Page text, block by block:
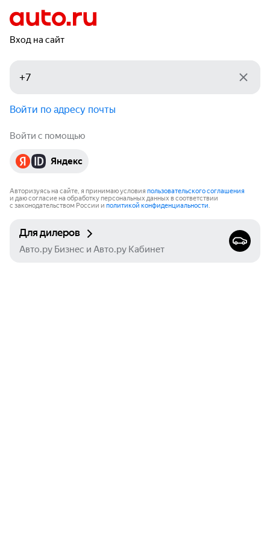
Вход на сайт
Войти по адресу почты
Войти с помощью
Яндекс
Авторизуясь на сайте, я принимаю условия пользовательского соглашения
и даю согласие на обработку персональных данных в соответствии
с законодательством России и политикой конфиденциальности.
Для дилеров
Авто.ру Бизнес и Авто.ру Кабинет